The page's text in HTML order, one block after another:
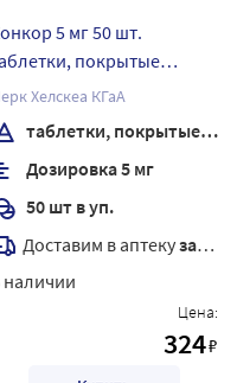
5 мг 50 шт.
покрытые
оболочкой
Хелскеа КГаА
таблетки, покрытые пленочной оболочкой
Дозировка 5 мг
50 шт в уп.
Доставим в аптекузавтра
наличии
Цена:
324₽